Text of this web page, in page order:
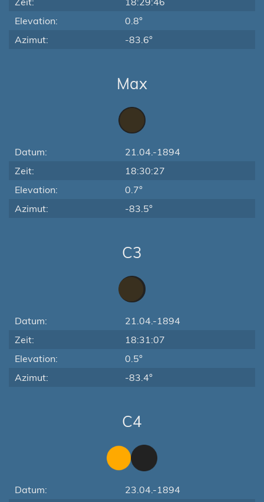
Elevation:
0.8°
Azimut:
-83.6°
Max
Datum:
21.04.-1894
Zeit:
18:30:27
Elevation:
0.7°
Azimut:
-83.5°
C3
Datum:
21.04.-1894
Zeit:
18:31:07
Elevation:
0.5°
Azimut:
-83.4°
C4
Datum:
23.04.-1894